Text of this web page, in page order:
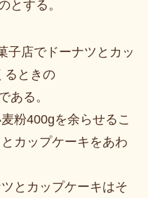
とする。
子店でドーナツとカッ
るときの
ある。
粉400gを余らせるこ
カップケーキをあわ
とカップケーキはそ